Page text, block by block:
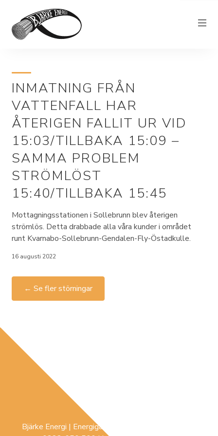
Elhandel
Bjärkefiber
Övrig verksamhet
Om Bjärke Energi
Kundservice
INMATNING FRÅN
VATTENFALL HAR
ÅTERIGEN FALLIT UR VID
15:03/TILLBAKA 15:09 –
SAMMA PROBLEM
STRÖMLÖST
15:40/TILLBAKA 15:45
Mottagningsstationen i Sollebrunn blev återigen
strömlös. Detta drabbade alla våra kunder i området
runt Kvarnabo-Sollebrunn-Gendalen-Fly-Östadkulle.
16 augusti 2022
← Se fler störningar
Bjärke Energi | Energigatan 3 |